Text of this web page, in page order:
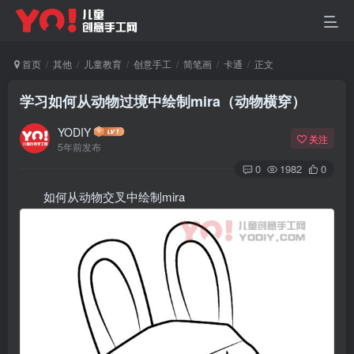
首页 其他 儿童教育 创意手工 简笔画 卡通 正文
学习如何从动物过境中绘制mira（动物横穿）
YODIY
5年前发布
关注
0 1982 0
如何从动物交叉中绘制mira